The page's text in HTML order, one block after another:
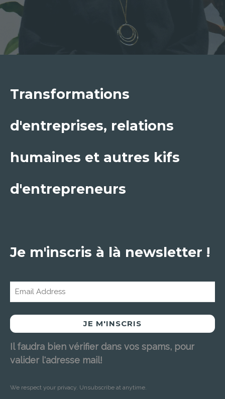
Transformations
d'entreprises, relations
humaines et autres kifs
d'entrepreneurs
Je m'inscris à là newsletter !
JE M'INSCRIS
Il faudra bien vérifier dans vos spams, pour
valider l'adresse mail!
We respect your privacy. Unsubscribe at anytime.